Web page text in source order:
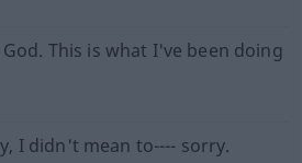
This is what I've been doing
I didn't mean to---- sorry.